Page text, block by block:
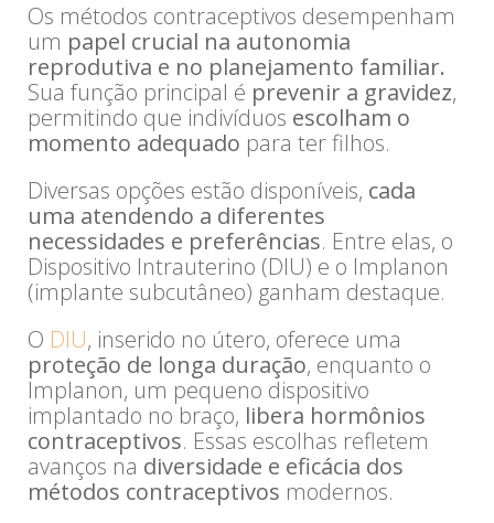
Os métodos contraceptivos desempenham
um papel crucial na autonomia
reprodutiva e no planejamento familiar.
Sua função principal é prevenir a gravidez,
permitindo que indivíduos escolham o
momento adequado para ter filhos.
Diversas opções estão disponíveis, cada
uma atendendo a diferentes
necessidades e preferências. Entre elas, o
Dispositivo Intrauterino (DIU) e o Implanon
(implante subcutâneo) ganham destaque.
O DIU, inserido no útero, oferece uma
proteção de longa duração, enquanto o
Implanon, um pequeno dispositivo
implantado no braço, libera hormônios
contraceptivos. Essas escolhas refletem
avanços na diversidade e eficácia dos
métodos contraceptivos modernos.